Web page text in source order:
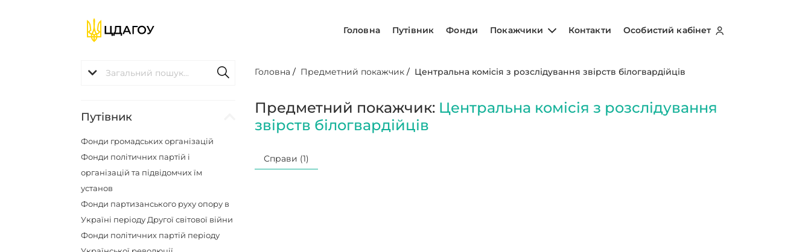
Головна Путівник Фонди Покажчики Контакти Особистий кабінет
Путівник
Фонди громадських організацій
Фонди політичних партій і
організацій та підвідомчих їм
установ
Фонди партизанського руху опору в
Україні періоду Другої світової війни
Фонди політичних партій періоду
Головна / Предметний покажчик / Центральна комісія з розслідування звірств білогвардійців
Предметний покажчик: Центральна комісія з розслідування
звірств білогвардійців
Справи (1)